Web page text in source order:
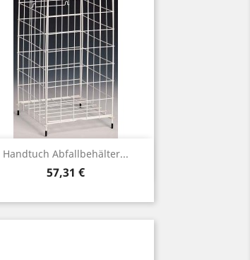
Handtuch Abfallbehälter...
Preis
57,31 €
Vorschau